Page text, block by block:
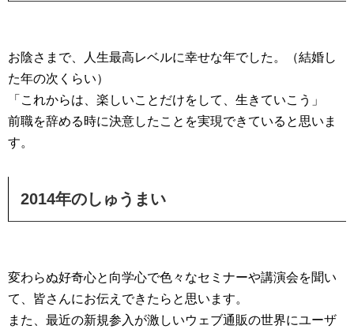
お陰さまで、人生最高レベルに幸せな年でした。（結婚し
た年の次くらい）
「これからは、楽しいことだけをして、生きていこう」
前職を辞める時に決意したことを実現できていると思いま
す。
2014年のしゅうまい
変わらぬ好奇心と向学心で色々なセミナーや講演会を聞い
て、皆さんにお伝えできたらと思います。
また、最近の新規参入が激しいウェブ通販の世界にユーザ